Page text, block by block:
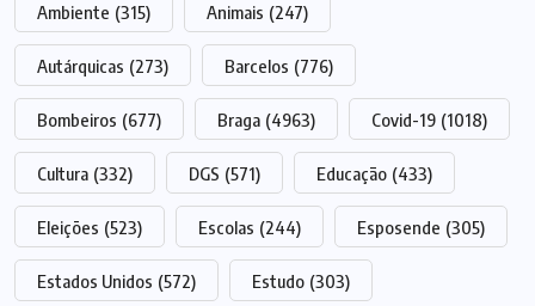
Ambiente (315) Animais (247)
Autárquicas (273) Barcelos (776)
Bombeiros (677) Braga (4963) Covid-19 (1018)
Cultura (332) DGS (571) Educação (433)
Eleições (523) Escolas (244) Esposende (305)
Estados Unidos (572) Estudo (303)